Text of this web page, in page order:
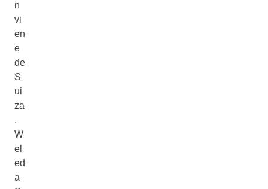
n
vi
en
e
de
S
ui
za
.
W
el
ed
a